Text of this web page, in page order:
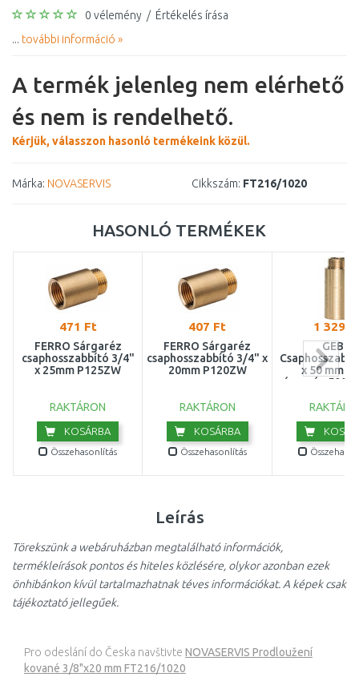
0 vélemény / Értékelés írása
... további információ »
A termék jelenleg nem elérhető
és nem is rendelhető.
Kérjük, válasszon hasonló termékeink közül.
Márka: NOVASERVIS Cikkszám: FT216/1020
HASONLÓ TERMÉKEK
471 Ft
FERRO Sárgaréz
csaphosszabbító 3/4"
x 25mm P125ZW
RAKTÁRON
KOSÁRBA
Összehasonlítás
407 Ft
FERRO Sárgaréz
csaphosszabbító 3/4" x
20mm P120ZW
RAKTÁRON
KOSÁRBA
Összehasonlítás
1 329
GEBO
x 50 mm M
sárgaréz 500-
Leírás
Törekszünk a webáruházban megtalálható információk,
termékleírások pontos és hiteles közlésére, olykor azonban ezek
önhibánkon kívül tartalmazhatnak téves információkat. A képek csak
tájékoztató jellegűek.
Pro odeslání do Česka navštivte NOVASERVIS Prodloužení
kované 3/8"x20 mm FT216/1020